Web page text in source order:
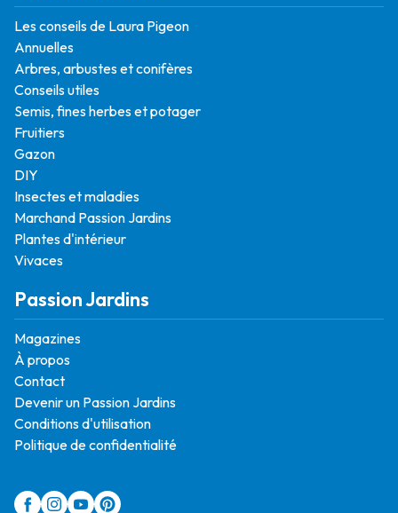
Les conseils de Laura Pigeon
Annuelles
Arbres, arbustes et conifères
Conseils utiles
Semis, fines herbes et potager
Fruitiers
Gazon
DIY
Insectes et maladies
Marchand Passion Jardins
Plantes d'intérieur
Vivaces
Passion Jardins
Magazines
À propos
Contact
Devenir un Passion Jardins
Conditions d'utilisation
Politique de confidentialité